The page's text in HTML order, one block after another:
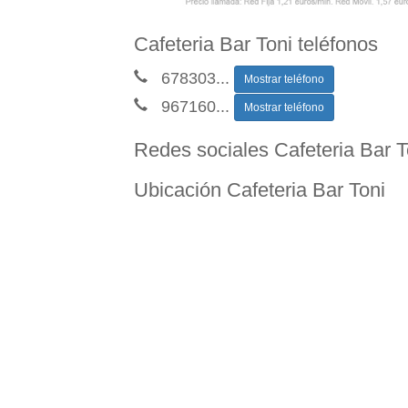
Cafeteria Bar Toni teléfonos
678303... Mostrar teléfono
967160... Mostrar teléfono
Redes sociales Cafeteria Bar
Ubicación Cafeteria Bar Toni